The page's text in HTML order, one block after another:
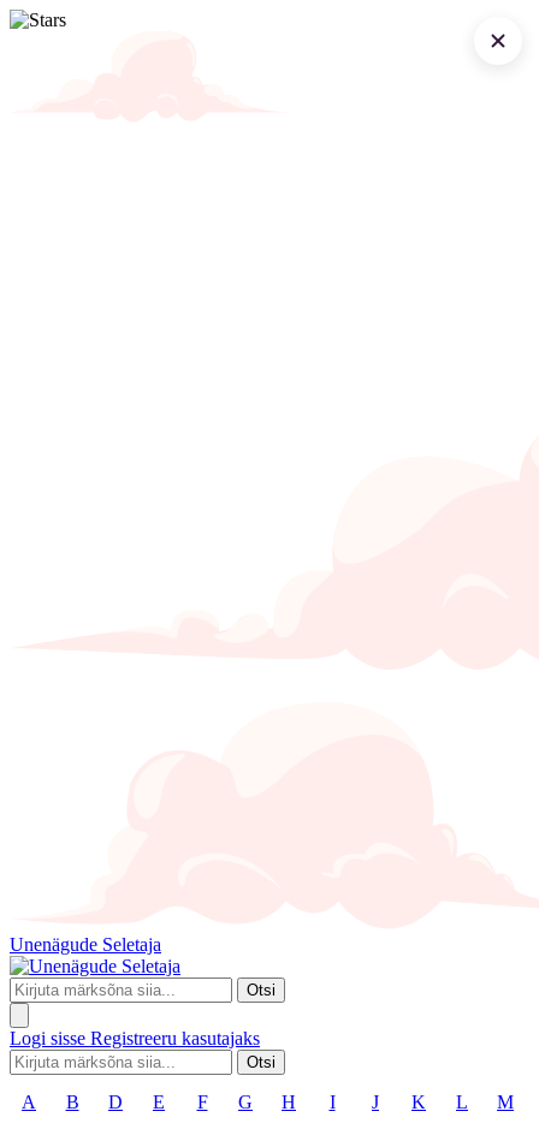
Unenägude Seletaja
Otsi
Logi sisse Registreeru kasutajaks
Otsi
A B D E F G H I J K L M